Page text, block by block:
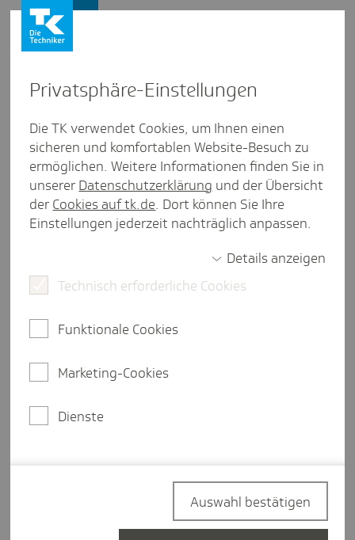
Der gesetz­lich fest­ge­legte
Zusatz­bei­trags­satz 2025 und
2026
Der gesetzlich festgelegte Zusatzbeitragssatz
2025 liegt bei 2,5 Prozent. 2026 steigt er auf 2,9
Prozent.
weniger als eine Minute Lesezeit
Firmenkunden Newsletter bestellen
Zusatzbeitragssatz
Was ist das?
Privat­sphäre-Einstel­lungen
Die TK verwendet Cookies, um Ihnen einen
sicheren und komfortablen Website-Besuch zu
ermöglichen. Weitere Informationen finden Sie in
unserer Datenschutzerklärung und der Übersicht
der Cookies auf tk.de. Dort können Sie Ihre
Einstellungen jederzeit nachträglich anpassen.
Details anzeigen
Technisch erforderliche Cookies
Funktionale Cookies
Marketing-Cookies
Dienste
Auswahl bestätigen